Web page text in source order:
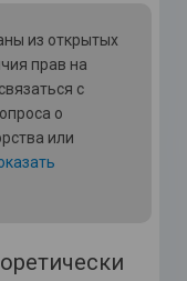
из открытых
прав на
с
о
или